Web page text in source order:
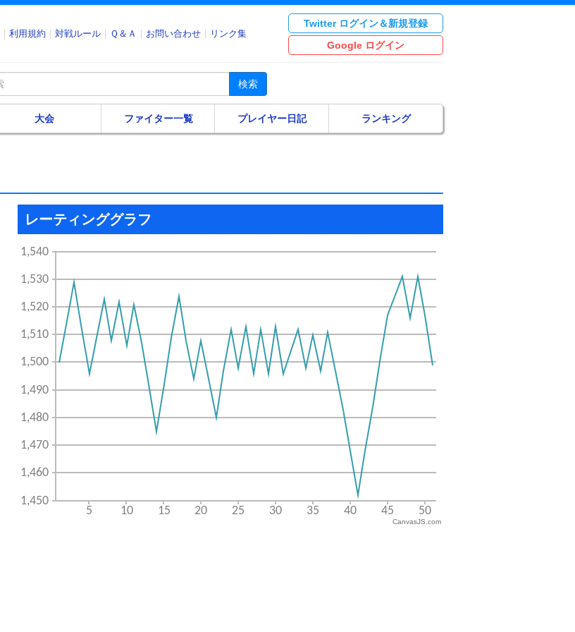
利用規約 対戦ルール Ｑ＆Ａ お問い合わせ リンク集
Twitter ログイン＆新規登録
Google ログイン
検索
大会 ファイター一覧 プレイヤー日記 ランキング
レーティンググラフ
CanvasJS.com